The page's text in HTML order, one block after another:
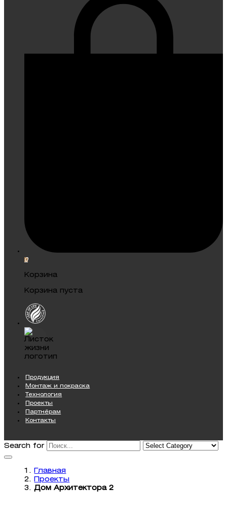
0
Корзина
Корзина пуста
Продукция
Монтаж и покраска
Технология
Проекты
Партнёрам
Контакты
Search for
Главная
Проекты
Дом Архитектора 2